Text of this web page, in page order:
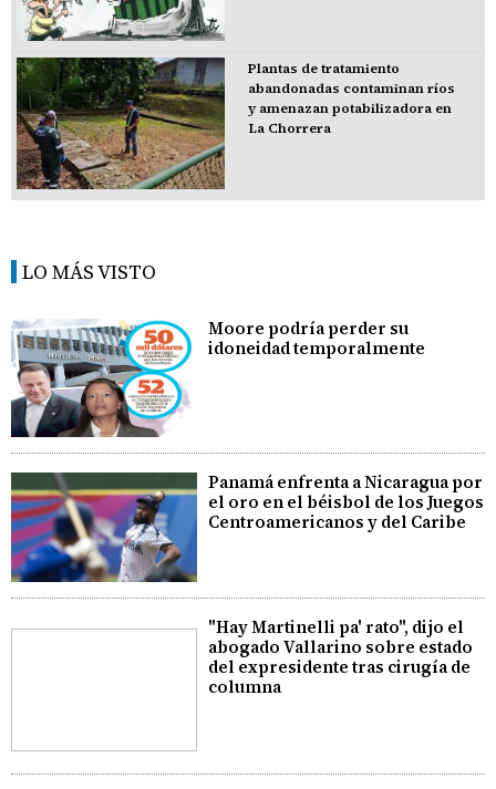
Plantas de tratamiento
abandonadas contaminan ríos
y amenazan potabilizadora en
La Chorrera
LO MÁS VISTO
Moore podría perder su
idoneidad temporalmente
Panamá enfrenta a Nicaragua por
el oro en el béisbol de los Juegos
Centroamericanos y del Caribe
"Hay Martinelli pa' rato", dijo el
abogado Vallarino sobre estado
del expresidente tras cirugía de
columna